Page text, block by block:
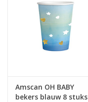
Amscan OH BABY
bekers blauw 8 stuks